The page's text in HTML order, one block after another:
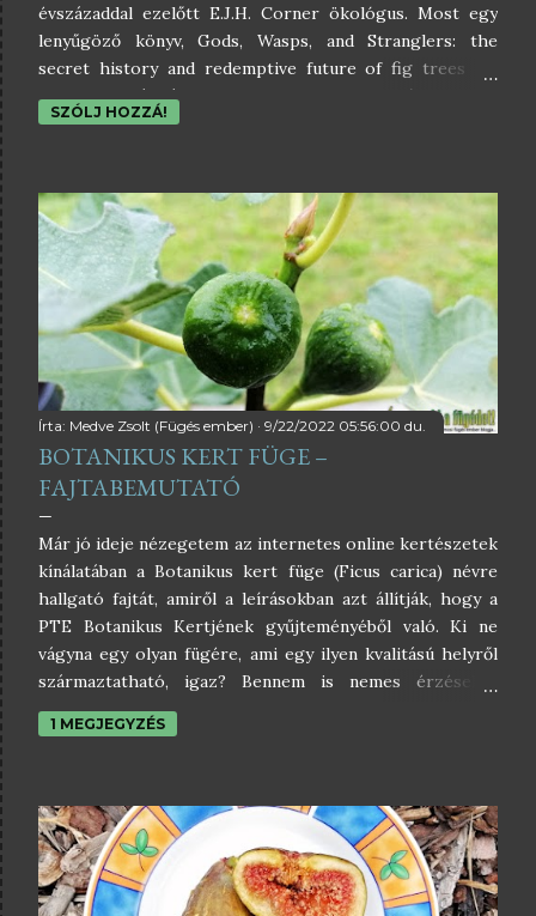
évszázaddal ezelőtt E.J.H. Corner ökológus. Most egy
lenyűgöző könyv, Gods, Wasps, and Stranglers: the
secret history and redemptive future of fig trees (az
Egyesült Királyságban ' Ladders to Heaven ' címen jelent
meg) újból elmélyül ennek a trópusi fajnak a
biológus, aki az esőerdők ökológiájából doktorált) azt is
részletesen leírja, hogy a füge és az őket beporzó
darazsak egymásra támaszkodnak a túlélésben, és
fejezeteket szentel a füge hihetetlen képességének,
hogy gyakorlatilag bárhol képes megélni az extrém
szélsőségek kivételével. Emellett szót ejt arról is, hogy
számos állatfaj táplálkozásában rendkívül fontos
szerepet tölt be a füge, ezáltal lehetőséget teremtve
más kolonizáló növényeknek, a fá...
SZÓLJ HOZZÁ!
Írta: Medve Zsolt (Fügés ember) 9/22/2022 05:56:00 du.
BOTANIKUS KERT FÜGE –
FAJTABEMUTATÓ
Már jó ideje nézegetem az internetes online kertészetek
kínálatában a Botanikus kert füge (Ficus carica) névre
hallgató fajtát, amiről a leírásokban azt állítják, hogy a
PTE Botanikus Kertjének gyűjteményéből való. Ki ne
vágyna egy olyan fügére, ami egy ilyen kvalitású helyről
származtatható, igaz? Bennem is nemes érzéseket
ébresztett, és mindenképpen be akartam szerezni, de
nem volt ez olyan egyszerű, hogy csak kosárba teszem,
online közösségemben, hogy most az
egyik barkácsáruház kertészeti osztályán több fajta füge
is kapható, közöttük a Botanikus kert füge is. Kaptam az
alkalmon, és felkerestem egy ilyen barkácsáruházat, majd
1 MEGJEGYZÉS